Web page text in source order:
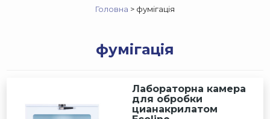
Головна > фумігація
фумігація
Лабораторна камера
для обробки
цианакрилатом